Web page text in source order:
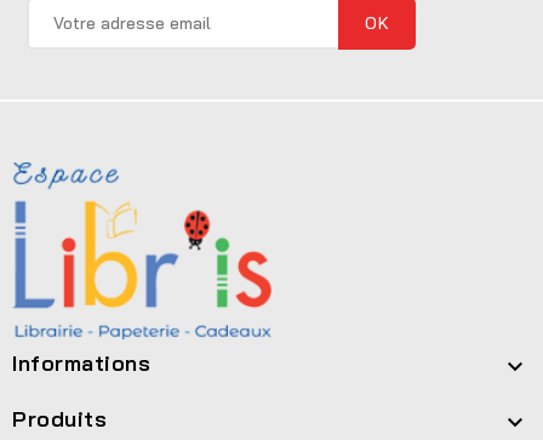
Informations 
Produits 